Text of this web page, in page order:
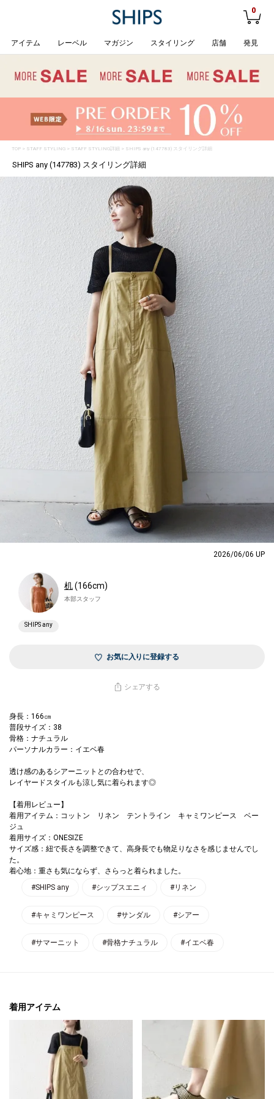
0
アイテム レーベル マガジン スタイリング 店舗 発見
TOP> STAFF STYLING> STAFF STYLING詳細 > SHIPS any (147783) スタイリング詳細
SHIPS any (147783) スタイリング詳細
2026/06/06 UP
机(166cm)
本部スタッフ
SHIPS any
お気に入りに登録する
シェアする
身長：166㎝
普段サイズ：38
骨格：ナチュラル
パーソナルカラー：イエベ春
透け感のあるシアーニットとの合わせで、
レイヤードスタイルも涼し気に着られます◎
【着用レビュー】
着用アイテム：コットン リネン テントライン キャミワンピース ベー
ジュ
着用サイズ：ONESIZE
サイズ感：紐で長さを調整できて、高身長でも物足りなさを感じませんでし
た。
着心地：重さも気にならず、さらっと着られました。
#SHIPS any
#シップスエニィ #リネン
#キャミワンピース #サンダル #シアー
#サマーニット #骨格ナチュラル #イエベ春
着用アイテム